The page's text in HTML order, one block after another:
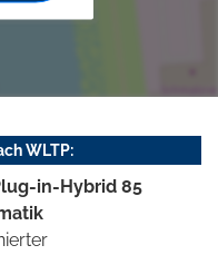
WLTP:
in-Hybrid 85